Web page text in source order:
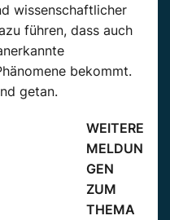
wissenschaftlicher
führen, dass auch
bekommt.
getan.
WEITERE
MELDUN
GEN
ZUM
THEMA